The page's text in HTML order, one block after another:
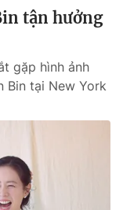
tận hưởng
gặp hình ảnh
Bin tại New York